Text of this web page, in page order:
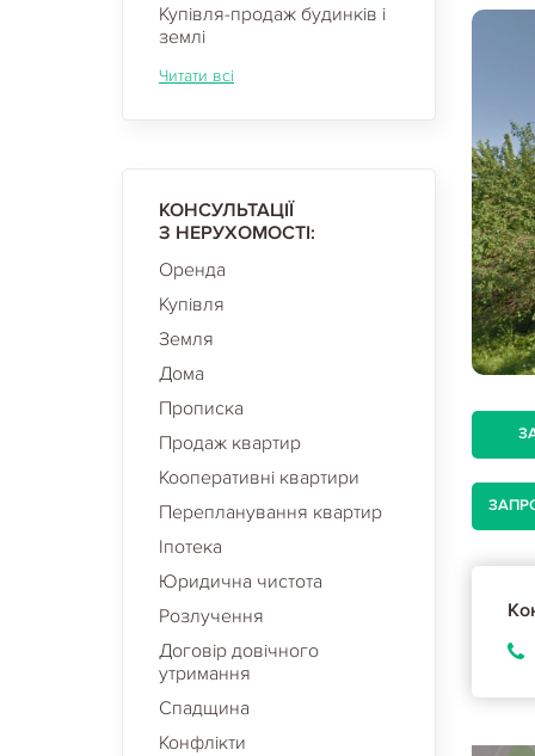
Купівля-продаж будинків і
землі
Читати всі
КОНСУЛЬТАЦІЇ
З НЕРУХОМОСТІ:
Оренда
Купівля
Земля
Дома
Прописка
Продаж квартир
Кооперативні квартири
Перепланування квартир
Іпотека
Юридична чистота
Розлучення
Договір довічного
утримання
Спадщина
Конфлікти